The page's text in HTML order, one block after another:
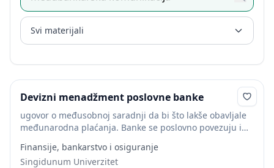
Svi materijali
Devizni menadžment poslovne banke
ugovor o međusobnoj saradnji da bi što lakše obavljale
međunarodna plaćanja. Banke se poslovno povezuju i
poslovno poverenje. Za banku je izuzetno...
Finansije, bankarstvo i osiguranje
Singidunum Univerzitet